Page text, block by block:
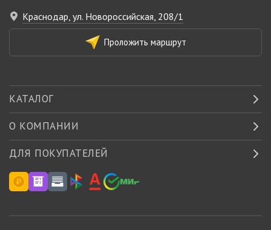
Краснодар, ул. Новороссийская, 208/1
Проложить маршрут
КАТАЛОГ
О КОМПАНИИ
ДЛЯ ПОКУПАТЕЛЕЙ